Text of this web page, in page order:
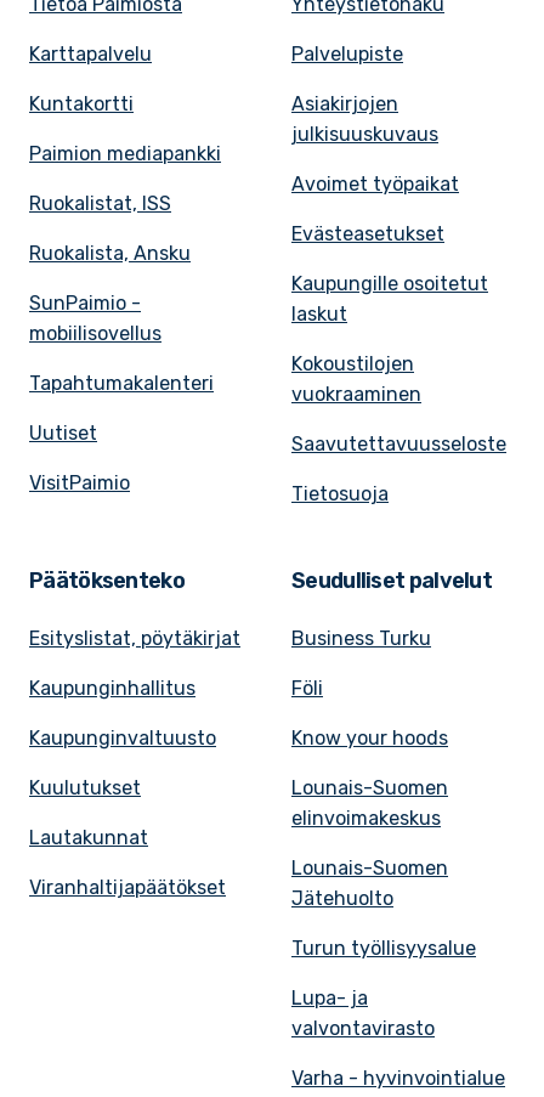
Karttapalvelu
Kuntakortti
Paimion mediapankki
Ruokalistat, ISS
Ruokalista, Ansku
SunPaimio -
mobiilisovellus
Tapahtumakalenteri
Uutiset
VisitPaimio
Palvelupiste
Asiakirjojen
julkisuuskuvaus
Avoimet työpaikat
Evästeasetukset
Kaupungille osoitetut
laskut
Kokoustilojen
vuokraaminen
Saavutettavuusseloste
Tietosuoja
Päätöksenteko
Esityslistat, pöytäkirjat
Kaupunginhallitus
Kaupunginvaltuusto
Kuulutukset
Lautakunnat
Viranhaltijapäätökset
Seudulliset palvelut
Business Turku
Föli
Know your hoods
Lounais-Suomen
elinvoimakeskus
Lounais-Suomen
Jätehuolto
Turun työllisyysalue
Lupa- ja
valvontavirasto
Varha - hyvinvointialue